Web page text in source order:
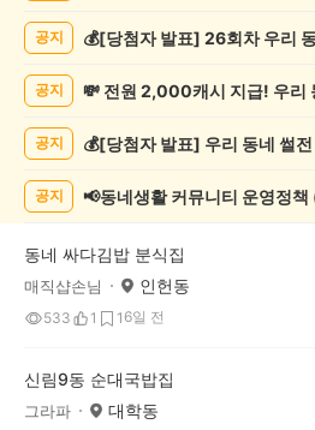
록
공지
공지
공지
공지 📢동네생활 커뮤니티 운영정
동네 싸다김밥 분식집
매직샵손님 인헌동
533 1 1 6일 전
신림9동 순대국밥집
그라파 대학동